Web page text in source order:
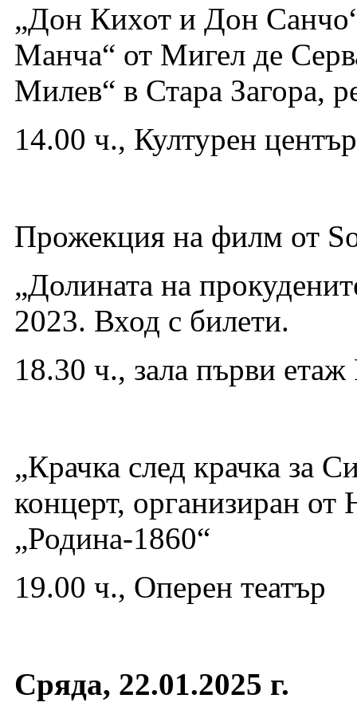
„Дон Кихот и Дон
Манча“ от Мигел де
Милев“ в Стара Загора,
14.00 ч., Културен
Прожекция на филм от
„Долината на
2023. Вход с билети.
18.30 ч., зала първи
„Крачка след крачка за
концерт, организиран
„Родина-1860“
19.00 ч., Оперен театър
Сряда, 22.01.2025 г.